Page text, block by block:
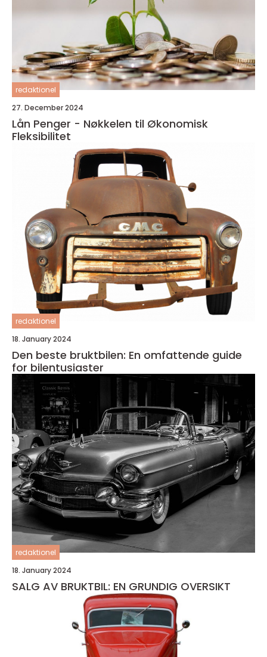
redaktionel
27. December 2024
Lån Penger - Nøkkelen til Økonomisk
Fleksibilitet
redaktionel
18. January 2024
Den beste bruktbilen: En omfattende guide
for bilentusiaster
redaktionel
18. January 2024
SALG AV BRUKTBIL: EN GRUNDIG OVERSIKT